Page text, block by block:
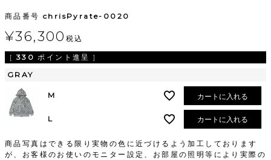
商品番号 chrisPyrate-0020
¥36,300 税込
[ 330 ポイント進呈 ]
GRAY
M カートに入れる
L カートに入れる
商品写真はできる限り実物の色に近づけるよう加工しております
が、お客様のお使いのモニター設定、お部屋の照明等により実際の